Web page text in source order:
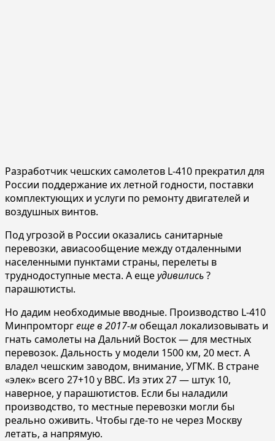
Разработчик чешских самолетов L-410 прекратил для
России поддержание их летной годности, поставки
комплектующих и услуги по ремонту двигателей и
воздушных винтов.
Под угрозой в России оказались санитарные
перевозки, авиасообщение между отдаленными
населенными пунктами страны, перелеты в
труднодоступные места. А ещеудивились?
парашютисты.
Но дадим необходимые вводные. Производство L-410
Минпромторгеще в 2017-мобещал локализовывать и
гнать самолеты на Дальний Восток — для местных
перевозок. Дальность у модели 1500 км, 20 мест. А
владел чешским заводом, внимание, УГМК. В стране
«элек» всего 27+10 у ВВС. Из этих 27 — штук 10,
наверное, у парашютистов. Если бы наладили
производство, то местные перевозки могли бы
реально оживить. Чтобы где-то не через Москву
летать, а напрямую.